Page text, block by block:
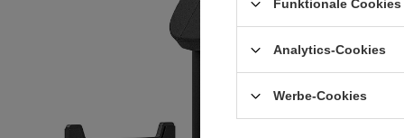
Funktionale
Analytics-Cookies
Werbe-Cookies